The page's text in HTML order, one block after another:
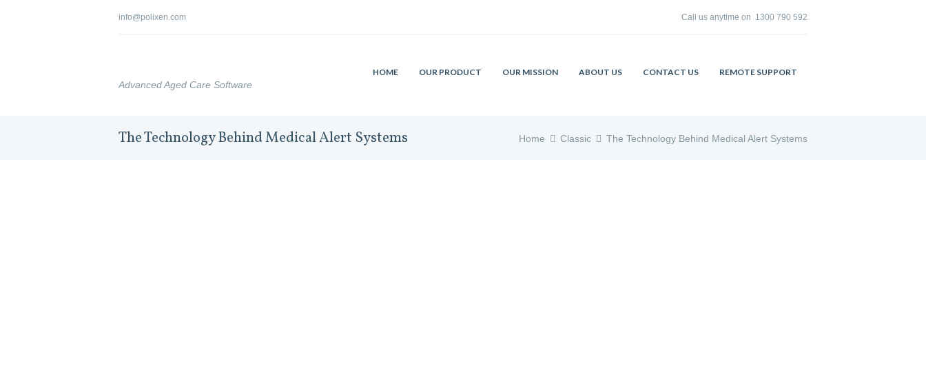
info@polixen.com Call us anytime on 1300 790 592
Advanced Aged Care Software
HOME OUR PRODUCT OUR MISSION ABOUT US CONTACT US REMOTE SUPPORT
The Technology Behind Medical Alert Systems Home Classic The Technology Behind Medical Alert Systems